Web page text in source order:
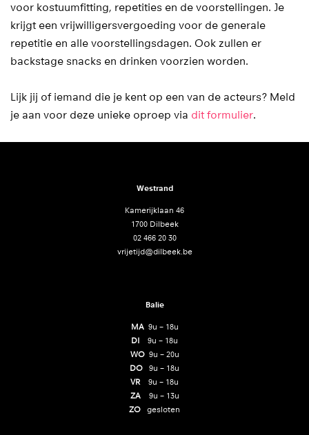
voor kostuumfitting, repetities en de voorstellingen. Je
krijgt een vrijwilligersvergoeding voor de generale
repetitie en alle voorstellingsdagen. Ook zullen er
backstage snacks en drinken voorzien worden.
Lijk jij of iemand die je kent op een van de acteurs? Meld
je aan voor deze unieke oproep via dit formulier.
Westrand
Kamerijklaan 46
1700 Dilbeek
02 466 20 30
vrijetijd@dilbeek.be
Balie
MA 9u – 18u
DI 9u – 18u
WO9u – 20u
DO 9u – 18u
VR 9u – 18u
ZA
9u – 13u
ZO gesloten